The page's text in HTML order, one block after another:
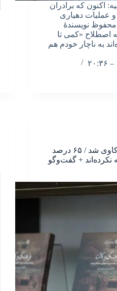
اکنون که برادران
عملیات دهیاری
نویسندۀ
اصطلاح «کمی تا
به ناچار خودم هم
«فرهنگ وکالت» در گیلان واکاوی شد / ۶۵ درصد
نکرده‌اند + گفت‌وگو